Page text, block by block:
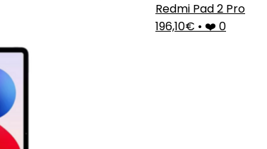
Redmi Pad 2 Pro
196,10€ • ❤️ 0